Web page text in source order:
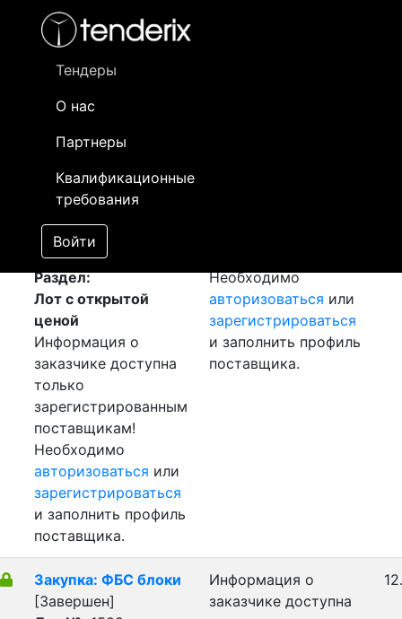
Тендеры
О нас
Партнеры
Квалификационные
требования
Войти
- активный лот
- сохраненный лот (не опубликован)
Закупка: Листы гк 4
[Завершен]
Лот №:
АУКЦИОН (покупка
товара)
Раздел:
Лот с открытой
ценой
Информация о
заказчике доступна
только
зарегистрированным
поставщикам!
Необходимо
авторизоваться или
зарегистрироваться
и заполнить профиль
поставщика.
Необходимо
авторизоваться или
зарегистрироваться
и заполнить профиль
поставщика.
Закупка: ФБС блоки
[Завершен]
Информация о
заказчике доступна